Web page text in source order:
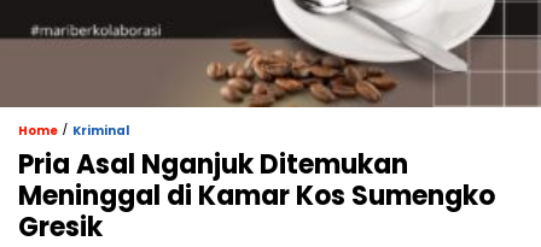
Home / Kriminal
Pria Asal Nganjuk Ditemukan
Meninggal di Kamar Kos Sumengko
Gresik